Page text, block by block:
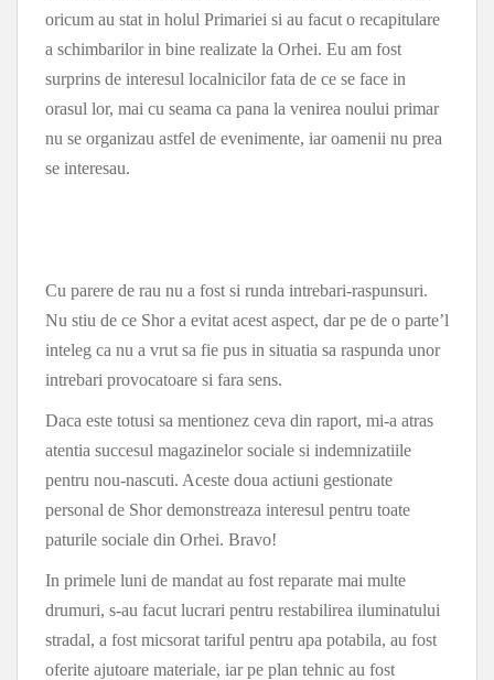
oricum au stat in holul Primariei si au facut o recapitulare
a schimbarilor in bine realizate la Orhei. Eu am fost
surprins de interesul localnicilor fata de ce se face in
orasul lor, mai cu seama ca pana la venirea noului primar
nu se organizau astfel de evenimente, iar oamenii nu prea
se interesau.
Cu parere de rau nu a fost si runda intrebari-raspunsuri.
Nu stiu de ce Shor a evitat acest aspect, dar pe de o parte’l
inteleg ca nu a vrut sa fie pus in situatia sa raspunda unor
intrebari provocatoare si fara sens.
Daca este totusi sa mentionez ceva din raport, mi-a atras
atentia succesul magazinelor sociale si indemnizatiile
pentru nou-nascuti. Aceste doua actiuni gestionate
personal de Shor demonstreaza interesul pentru toate
paturile sociale din Orhei. Bravo!
In primele luni de mandat au fost reparate mai multe
drumuri, s-au facut lucrari pentru restabilirea iluminatului
stradal, a fost micsorat tariful pentru apa potabila, au fost
oferite ajutoare materiale, iar pe plan tehnic au fost